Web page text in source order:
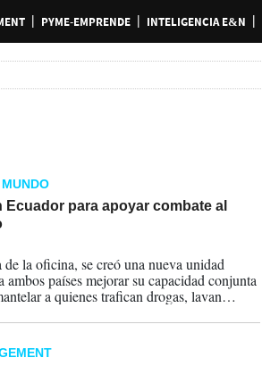
PYME-EMPRENDE INTELIGENCIA E&N
Ecuador para apoyar combate al
de la oficina, se creó una nueva unidad
países mejorar su capacidad conjunta
a quienes trafican drogas, lavan